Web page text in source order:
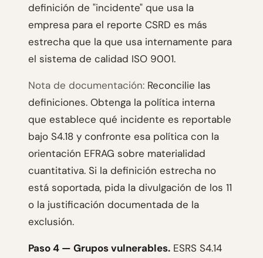
definición de "incidente" que usa la
empresa para el reporte CSRD es más
estrecha que la que usa internamente para
el sistema de calidad ISO 9001.
Nota de documentación: Reconcilie las
definiciones. Obtenga la política interna
que establece qué incidente es reportable
bajo S4.18 y confronte esa política con la
orientación EFRAG sobre materialidad
cuantitativa. Si la definición estrecha no
está soportada, pida la divulgación de los 11
o la justificación documentada de la
exclusión.
Paso 4 — Grupos vulnerables. ESRS S4.14